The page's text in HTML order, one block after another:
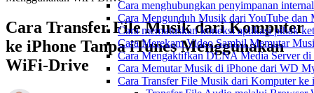
Cara menghubungkan penyimpanan
Cara Mengunduh Musik dari YouTube
Cara memutuskan koneksi aplikasi pihak
Cara Merekam Video Sambil Memutar
Cara Mengaktifkan DLNA Media Server
Cara Memutar Musik di iPhone dari WD
Cara Transfer File Musik dari Komputer
Cara Transfer File Musik dari Komputer
ke iPhone Tanpa iTunes Menggunakan
WiFi-Drive